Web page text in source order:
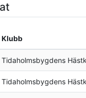
Klubb
Tidaholmsbygdens
Tidaholmsbygdens